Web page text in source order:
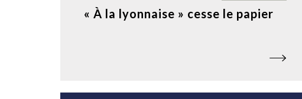
« À la lyonnaise » cesse le papier